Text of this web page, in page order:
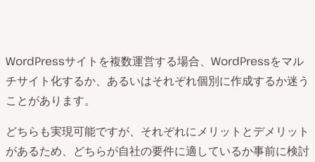
WordPressサイトを複数運営する場合、WordPressをマル
チサイト化するか、あるいはそれぞれ個別に作成するか迷う
ことがあります。
どちらも実現可能ですが、それぞれにメリットとデメリット
があるため、どちらが自社の要件に適しているか事前に検討